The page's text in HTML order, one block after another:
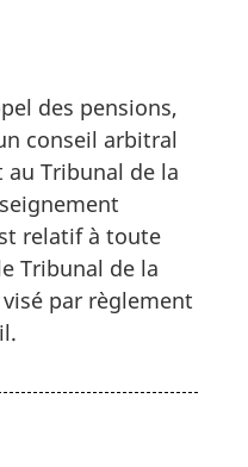
des pensions,
conseil arbitral
Tribunal de la
relatif à toute
Tribunal de la
par règlement